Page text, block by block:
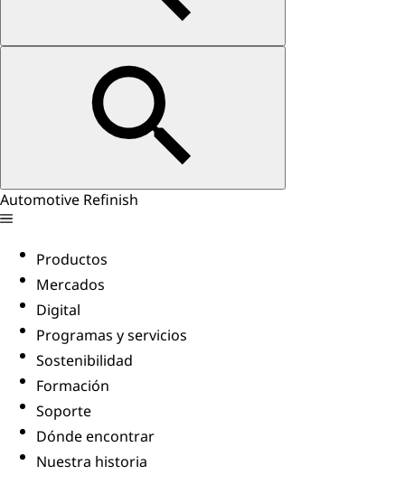
Automotive Refinish
Productos
Mercados
Digital
Programas y servicios
Sostenibilidad
Formación
Soporte
Dónde encontrar
Nuestra historia